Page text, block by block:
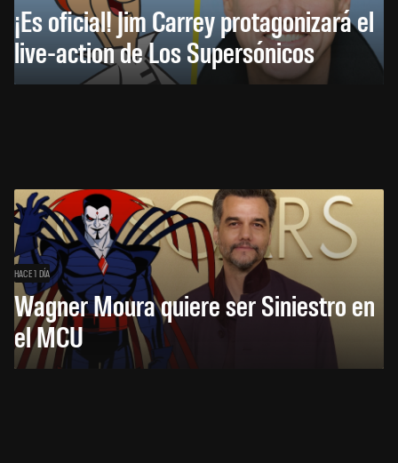
¡Es oficial! Jim Carrey protagonizará el
live-action de Los Supersónicos
HACE 1 DÍA
Wagner Moura quiere ser Siniestro en
el MCU